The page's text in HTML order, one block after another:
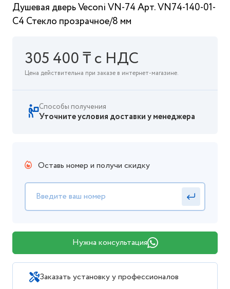
Душевая дверь Veconi VN-74 Арт. VN74-140-01-
C4 Стекло прозрачное/8 мм
305 400 ₸ с НДС
Цена действительна при заказе в интернет-магазине.
Способы получения
Уточните условия доставки у менеджера
Оставь номер и получи скидку
Нужна консультация
Заказать установку у профессионалов